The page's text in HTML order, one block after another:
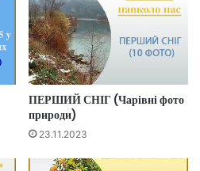
ПЕРШИЙ СНІГ (Чарівні фото
природи)
23.11.2023